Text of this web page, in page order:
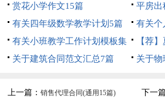
赏花小学作文15篇
平房出
有关四年级数学教学计划5篇
有关个
篇
有关小班教学工作计划模板集
合7篇
【荐
关于建筑合同范文汇总7篇
关于物
上一篇：销售代理合同(通用15篇) 下一篇